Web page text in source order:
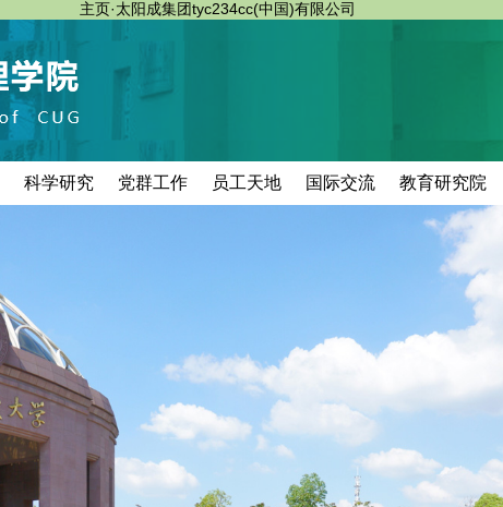
主页·太阳成集团tyc234cc(中国)有限公司
科学研究 党群工作 员工天地 国际交流 教育研究院